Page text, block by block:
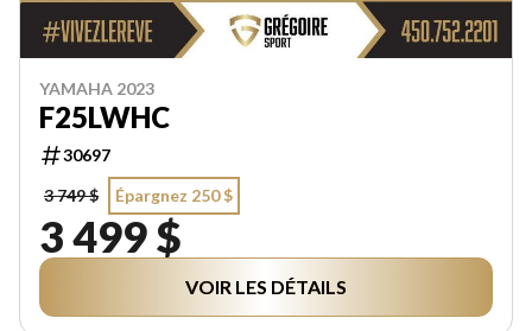
YAMAHA 2023
F25LWHC
30697
3 749 $
Épargnez 250 $
3 499 $
VOIR LES DÉTAILS